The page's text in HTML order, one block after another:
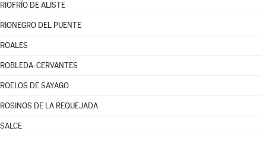
RIOFRÍO DE ALISTE
RIONEGRO DEL PUENTE
ROALES
ROBLEDA-CERVANTES
ROELOS DE SAYAGO
ROSINOS DE LA REQUEJADA
SALCE